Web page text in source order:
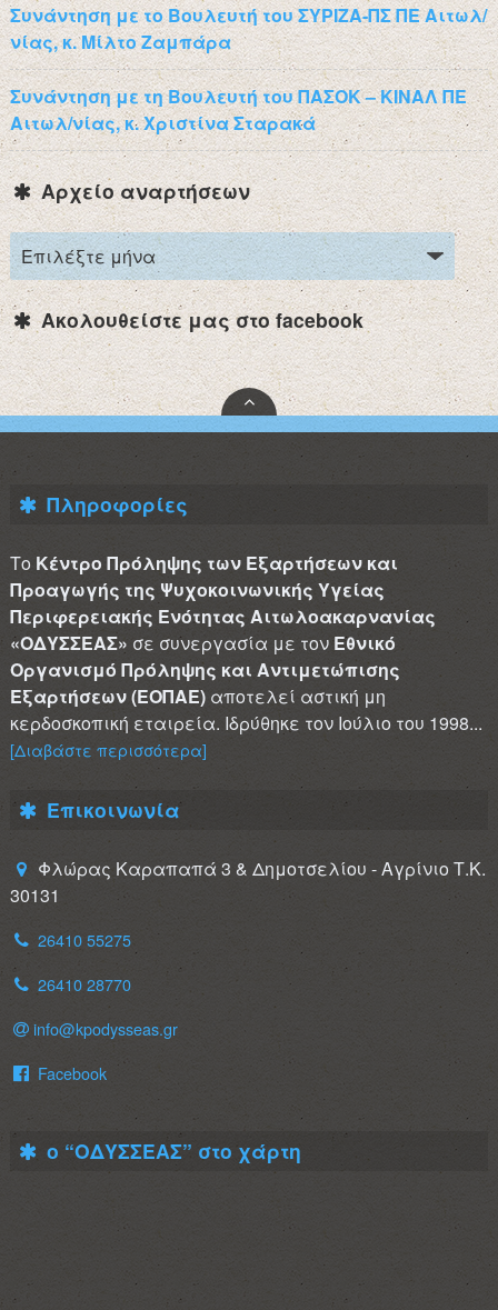
Συνάντηση με το Βουλευτή του ΣΥΡΙΖΑ-ΠΣ ΠΕ Αιτωλ/
νίας, κ. Μίλτο Ζαμπάρα
Συνάντηση με τη Βουλευτή του ΠΑΣΟΚ – ΚΙΝΑΛ ΠΕ
Αιτωλ/νίας, κ. Χριστίνα Σταρακά
Αρχείο αναρτήσεων
Ακολουθείστε μας στο facebook
Πληροφορίες
Το Κέντρο Πρόληψης των Εξαρτήσεων και
Προαγωγής της Ψυχοκοινωνικής Υγείας
Περιφερειακής Ενότητας Αιτωλοακαρνανίας
«ΟΔΥΣΣΕΑΣ» σε συνεργασία με τον Εθνικό
Οργανισμό Πρόληψης και Αντιμετώπισης
Εξαρτήσεων (ΕΟΠΑΕ)αποτελεί αστική μη
κερδοσκοπική εταιρεία. Ιδρύθηκε τον Ιούλιο του 1998...
[Διαβάστε περισσότερα]
Επικοινωνία
Φλώρας Καραπαπά 3 & Δημοτσελίου - Αγρίνιο Τ.Κ.
30131
26410 55275
26410 28770
info@kpodysseas.gr
Facebook
ο “ΟΔΥΣΣΕΑΣ” στο χάρτη